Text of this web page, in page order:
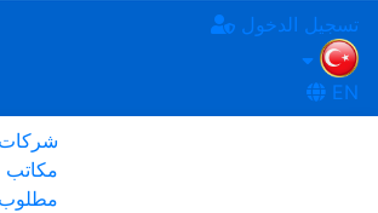
تسجيل الدخول
EN
شركات
مكاتب
مطلوب